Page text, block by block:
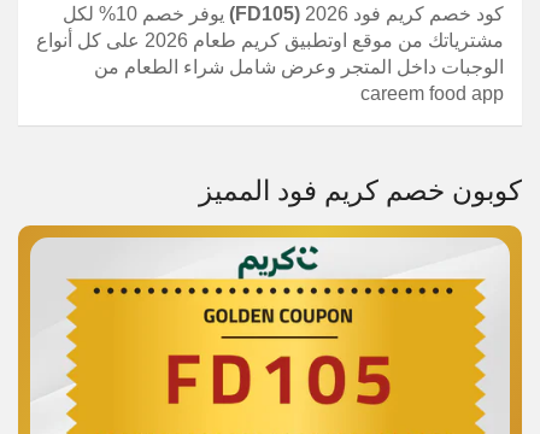
كود خصم كريم فود 2026 (FD105)
يوفر خصم 10% لكل
مشترياتك من موقع اوتطبيق كريم طعام 2026 على كل أنواع
الوجبات داخل المتجر وعرض شامل شراء الطعام من
careem food app
كوبون خصم كريم فود المميز